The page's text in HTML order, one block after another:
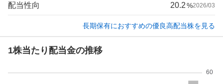
配当性向 20.2%2026/03
長期保有におすすめの優良高配当株を見る
1株当たり配当金の推移